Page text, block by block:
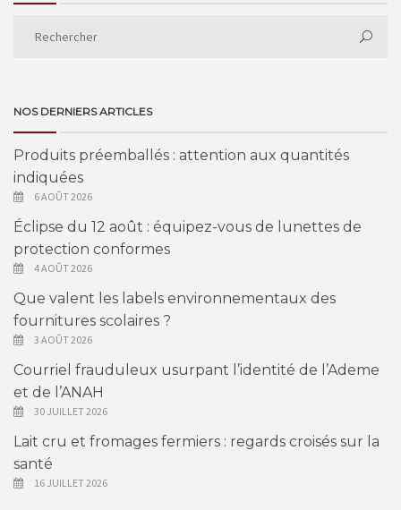
NOS DERNIERS ARTICLES
Produits préemballés : attention aux quantités
indiquées
6 AOÛT 2026
Éclipse du 12 août : équipez-vous de lunettes de
protection conformes
4 AOÛT 2026
Que valent les labels environnementaux des
fournitures scolaires ?
3 AOÛT 2026
Courriel frauduleux usurpant l’identité de l’Ademe
et de l’ANAH
30 JUILLET 2026
Lait cru et fromages fermiers : regards croisés sur la
santé
16 JUILLET 2026